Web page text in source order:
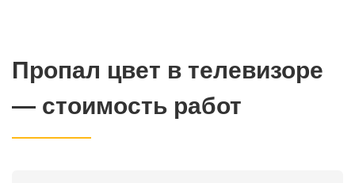
Пропал цвет в телевизоре
— стоимость работ